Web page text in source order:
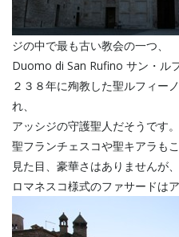
ジの中で最も古い教会の一つ、
Duomo di San Rufino サン・ル
２３８年に殉教した聖ルフィー
れ、
アッシジの守護聖人だそうです。
聖フランチェスコや聖キアラも
見た目、豪華さはありませんが、
ロマネスコ様式のファサードは